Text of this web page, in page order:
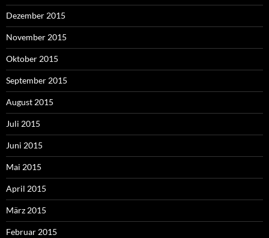
Dezember 2015
November 2015
Oktober 2015
September 2015
August 2015
Juli 2015
Juni 2015
Mai 2015
April 2015
März 2015
Februar 2015